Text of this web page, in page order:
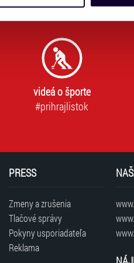
jejich nastavení“.
videá o športe
#prihrajlistok
PRESS
Zmeny a zrušenia
Tlačové správy
Pokyny usporiadateľa
Reklama